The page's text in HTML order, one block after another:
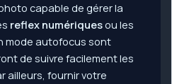
capable de gérer la
reflex numériquesou les
mode autofocus sont
de suivre facilement les
ailleurs, fournir votre